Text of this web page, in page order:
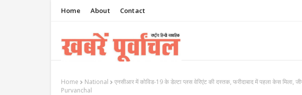
Home About Contact
Home National
एनसीआर में कोविड-19 के डेल्टा प्लस वेरिएंट की दस्तक, फरीदाबाद में पहला केस मिला,
Purvanchal